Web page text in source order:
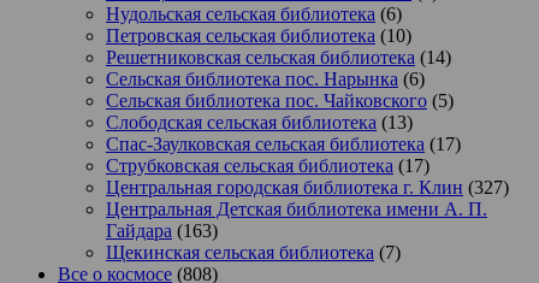
Нудольская сельская библиотека (6)
Петровская сельская библиотека (10)
Решетниковская сельская библиотека (14)
Сельская библиотека пос. Нарынка (6)
Сельская библиотека пос. Чайковского (5)
Слободская сельская библиотека (13)
Спас-Заулковская сельская библиотека (17)
Струбковская сельская библиотека (17)
Центральная городская библиотека г. Клин (327)
Центральная Детская библиотека имени А. П.
Гайдара (163)
Щекинская сельская библиотека (7)
Все о космосе (808)